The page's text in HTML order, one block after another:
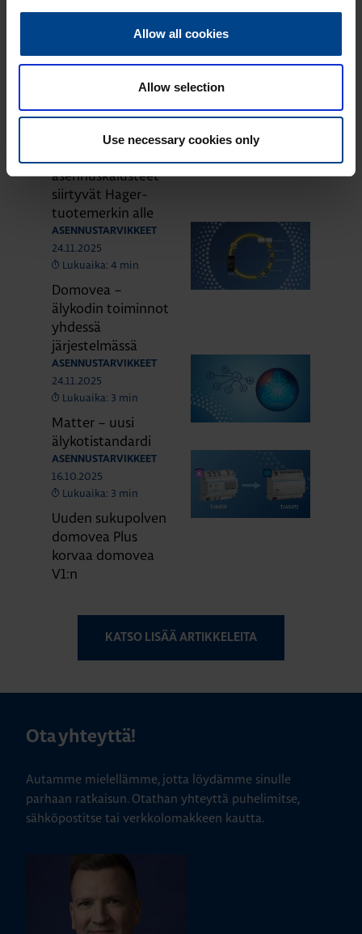
Allow all cookies
Allow selection
Use necessary cookies only
Uusimmat artikkelit aiheesta
Asennustarvikkeet
4.6.2026
Lukuaika: 3 min
asennuskalusteet
siirtyvät Hager-
tuotemerkin alle
ASENNUSTARVIKKEET
24.11.2025
Lukuaika: 4 min
Domovea –
älykodin toiminnot
yhdessä
järjestelmässä
ASENNUSTARVIKKEET
24.11.2025
Lukuaika: 3 min
Matter – uusi
älykotistandardi
ASENNUSTARVIKKEET
16.10.2025
Lukuaika: 3 min
Uuden sukupolven
domovea Plus
korvaa domovea
V1:n
KATSO LISÄÄ ARTIKKELEITA
Ota yhteyttä!
Autamme mielellämme, jotta löydämme sinulle
parhaan ratkaisun. Otathan yhteyttä puhelimitse,
sähköpostitse tai verkkolomakkeen kautta.